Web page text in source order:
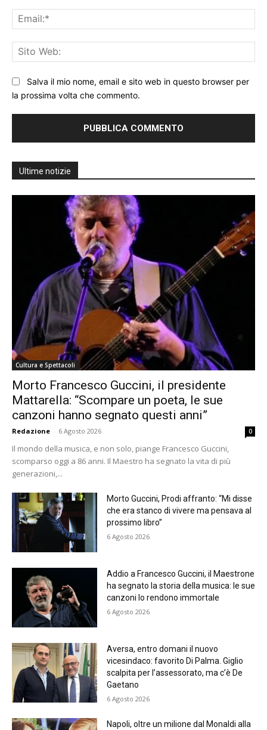
Salva il mio nome, email e sito web in questo browser per
la prossima volta che commento.
Ultime notizie
Cultura e Spettacoli
Morto Francesco Guccini, il presidente
Mattarella: “Scompare un poeta, le sue
canzoni hanno segnato questi anni”
Redazione - 6 Agosto 2026 0
Il mondo della musica, e non solo, piange Francesco Guccini,
scomparso oggi a 86 anni. Il Maestro ha segnato la vita di più
generazioni,...
Morto Guccini, Prodi affranto: “Mi disse
che era stanco di vivere ma pensava al
prossimo libro”
6 Agosto 2026
Addio a Francesco Guccini, il Maestrone
ha segnato la storia della musica: le sue
canzoni lo rendono immortale
6 Agosto 2026
Aversa, entro domani il nuovo
vicesindaco: favorito Di Palma. Giglio
scalpita per l’assessorato, ma c’è De
Gaetano
6 Agosto 2026
Napoli, oltre un milione dal Monaldi alla